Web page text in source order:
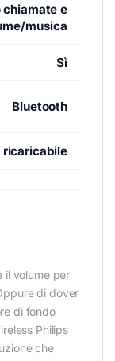
chiamate e
musica
Sì
Bluetooth
ricaricabile
il volume per
di dover
di fondo
Philips
che